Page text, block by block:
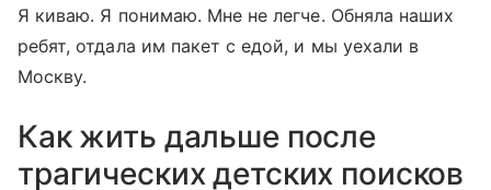
Я киваю. Я понимаю. Мне не легче. Обняла наших
ребят, отдала им пакет с едой, и мы уехали в
Москву.
Как жить дальше после
трагических детских поисков